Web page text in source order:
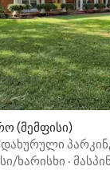
(მემფისი)
ხარისხი ·